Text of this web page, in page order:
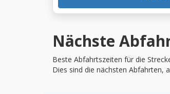
Nächste
Beste Abfahrtszeiten für die
Dies sind die nächsten Abfahrten,